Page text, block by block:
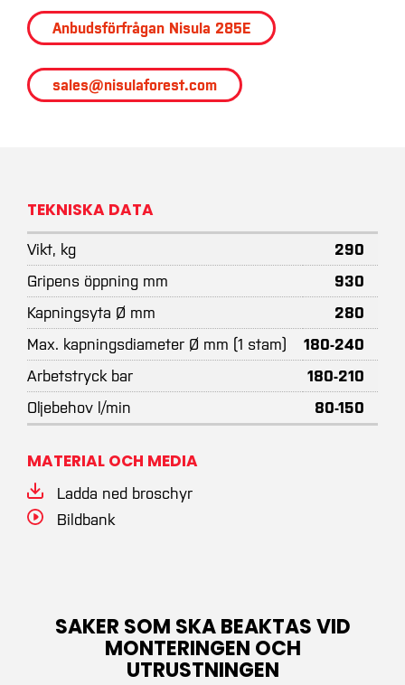
Anbudsförfrågan Nisula 285E
sales@nisulaforest.com
TEKNISKA DATA
Vikt, kg
290
Gripens öppning mm
930
Kapningsyta Ø mm
280
Max. kapningsdiameter Ø mm (1 stam)
180-240
Arbetstryck bar
180-210
Oljebehov l/min
80-150
MATERIAL OCH MEDIA
Ladda ned broschyr
Bildbank
SAKER SOM SKA BEAKTAS VID
MONTERINGEN OCH
UTRUSTNINGEN